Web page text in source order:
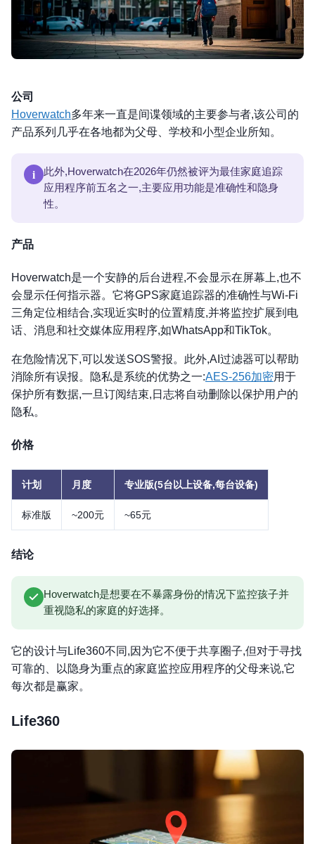
公司
Hoverwatch多年来一直是间谍领域的主要参与者,该公司的
产品系列几乎在各地都为父母、学校和小型企业所知。
i
此外,Hoverwatch在2026年仍然被评为最佳家庭追踪
应用程序前五名之一,主要应用功能是准确性和隐身
性。
产品
Hoverwatch是一个安静的后台进程,不会显示在屏幕上,也不
会显示任何指示器。它将GPS家庭追踪器的准确性与Wi-Fi
三角定位相结合,实现近实时的位置精度,并将监控扩展到电
话、消息和社交媒体应用程序,如WhatsApp和TikTok。
在危险情况下,可以发送SOS警报。此外,AI过滤器可以帮助
消除所有误报。隐私是系统的优势之一:AES-256加密用于
保护所有数据,一旦订阅结束,日志将自动删除以保护用户的
隐私。
价格
计划 月度 专业版(5台以上设备,每台设备)
标准版 ~200元 ~65元
结论
Hoverwatch是想要在不暴露身份的情况下监控孩子并
重视隐私的家庭的好选择。
它的设计与Life360不同,因为它不便于共享圈子,但对于寻找
可靠的、以隐身为重点的家庭监控应用程序的父母来说,它
每次都是赢家。
Life360